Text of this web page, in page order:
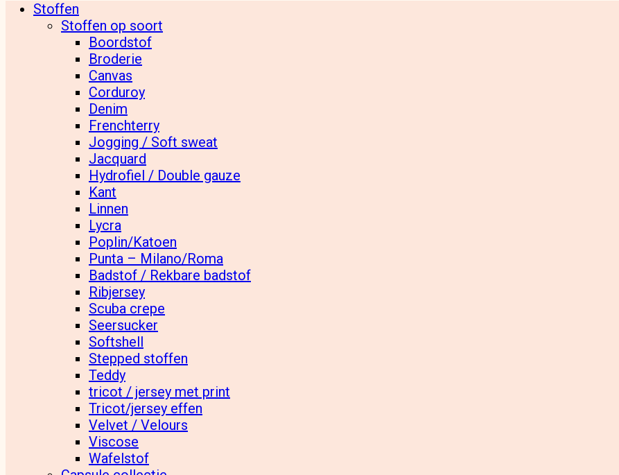
Stoffen
Stoffen op soort
Boordstof
Broderie
Canvas
Corduroy
Denim
Frenchterry
Jogging / Soft sweat
Jacquard
Hydrofiel / Double gauze
Kant
Linnen
Lycra
Poplin/Katoen
Punta – Milano/Roma
Badstof / Rekbare badstof
Ribjersey
Scuba crepe
Seersucker
Softshell
Stepped stoffen
Teddy
tricot / jersey met print
Tricot/jersey effen
Velvet / Velours
Viscose
Wafelstof